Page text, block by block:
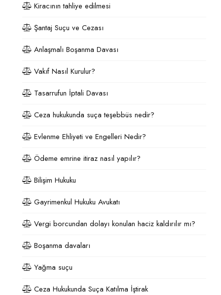
Kiracının tahliye edilmesi
Şantaj Suçu ve Cezası
Anlaşmalı Boşanma Davası
Vakıf Nasıl Kurulur?
Tasarrufun İptali Davası
Ceza hukukunda suça teşebbüs nedir?
Evlenme Ehliyeti ve Engelleri Nedir?
Ödeme emrine itiraz nasıl yapılır?
Bilişim Hukuku
Gayrimenkul Hukuku Avukatı
Vergi borcundan dolayı konulan haciz kaldırılır mı?
Boşanma davaları
Yağma suçu
Ceza Hukukunda Suça Katılma İştirak